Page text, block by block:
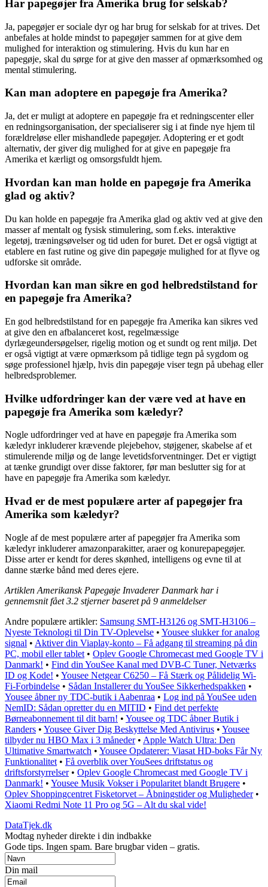
Har papegøjer fra Amerika brug for selskab?
Ja, papegøjer er sociale dyr og har brug for selskab for at trives. Det
anbefales at holde mindst to papegøjer sammen for at give dem
mulighed for interaktion og stimulering. Hvis du kun har en
papegøje, skal du sørge for at give den masser af opmærksomhed og
mental stimulering.
Kan man adoptere en papegøje fra Amerika?
Ja, det er muligt at adoptere en papegøje fra et redningscenter eller
en redningsorganisation, der specialiserer sig i at finde nye hjem til
forældreløse eller mishandlede papegøjer. Adoptering er et godt
alternativ, der giver dig mulighed for at give en papegøje fra
Amerika et kærligt og omsorgsfuldt hjem.
Hvordan kan man holde en papegøje fra Amerika
glad og aktiv?
Du kan holde en papegøje fra Amerika glad og aktiv ved at give den
masser af mentalt og fysisk stimulering, som f.eks. interaktive
legetøj, træningsøvelser og tid uden for buret. Det er også vigtigt at
etablere en fast rutine og give din papegøje mulighed for at flyve og
udforske sit område.
Hvordan kan man sikre en god helbredstilstand for
en papegøje fra Amerika?
En god helbredstilstand for en papegøje fra Amerika kan sikres ved
at give den en afbalanceret kost, regelmæssige
dyrlægeundersøgelser, rigelig motion og et sundt og rent miljø. Det
er også vigtigt at være opmærksom på tidlige tegn på sygdom og
søge professionel hjælp, hvis din papegøje viser tegn på ubehag eller
helbredsproblemer.
Hvilke udfordringer kan der være ved at have en
papegøje fra Amerika som kæledyr?
Nogle udfordringer ved at have en papegøje fra Amerika som
kæledyr inkluderer krævende plejebehov, støjgener, skabelse af et
stimulerende miljø og de lange levetidsforventninger. Det er vigtigt
at tænke grundigt over disse faktorer, før man beslutter sig for at
have en papegøje fra Amerika som kæledyr.
Hvad er de mest populære arter af papegøjer fra
Amerika som kæledyr?
Nogle af de mest populære arter af papegøjer fra Amerika som
kæledyr inkluderer amazonparakitter, araer og konurepapegøjer.
Disse arter er kendt for deres skønhed, intelligens og evne til at
danne stærke bånd med deres ejere.
Artiklen Amerikansk Papegøje Invaderer Danmark har i
gennemsnit fået3.2 stjerner baseret på 9 anmeldelser
Andre populære artikler: Samsung SMT-H3126 og SMT-H3106 –
Nyeste Teknologi til Din TV-Oplevelse • Yousee slukker for analog
signal • Aktiver din Viaplay-konto – Få adgang til streaming på din
PC, mobil eller tablet • Oplev Google Chromecast med Google TV i
Danmark! • Find din YouSee Kanal med DVB-C Tuner, Netværks
ID og Kode! • Yousee Netgear C6250 – Få Stærk og Pålidelig Wi-
Fi-Forbindelse • Sådan Installerer du YouSee Sikkerhedspakken •
Yousee åbner ny TDC-butik i Aabenraa • Log ind på YouSee uden
NemID: Sådan opretter du en MITID • Find det perfekte
Børneabonnement til dit barn! • Yousee og TDC åbner Butik i
Randers • Yousee Giver Dig Beskyttelse Med Antivirus • Yousee
tilbyder nu HBO Max i 3 måneder• Apple Watch Ultra: Den
Ultimative Smartwatch • Yousee Opdaterer: Viasat HD-boks Får Ny
Funktionalitet • Få overblik over YouSees driftstatus og
driftsforstyrrelser• Oplev Google Chromecast med Google TV i
Danmark! • Yousee Musik Vokser i Popularitet blandt Brugere •
Oplev Shoppingcentret Fisketorvet – Åbningstider og Muligheder•
Xiaomi Redmi Note 11 Pro og 5G – Alt du skal vide!
DataTjek.dk
Modtag nyheder direkte i din indbakke
Gode tips. Ingen spam. Bare brugbar viden – gratis.
Din mail